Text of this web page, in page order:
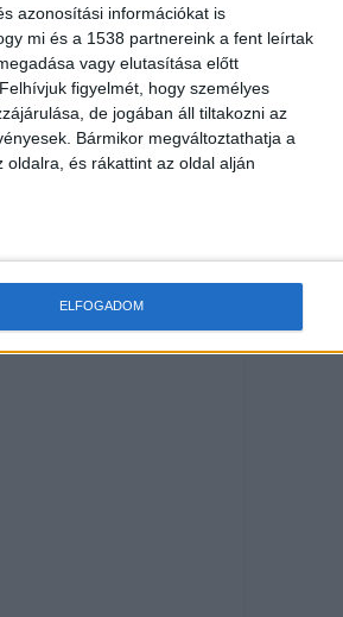
azonosítási információkat is
mi és a 1538 partnereink a fent leírtak
vagy elutasítása előtt
Felhívjuk figyelmét, hogy személyes
de jogában áll tiltakozni az
Bármikor megváltoztathatja a
és rákattint az oldal alján
ELFOGADOM